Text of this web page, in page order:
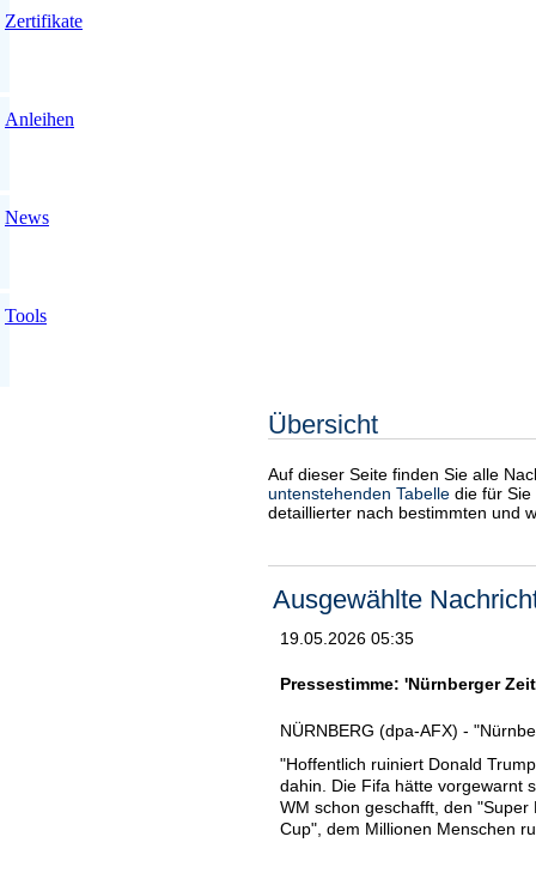
Zertifikate
Anleihen
News
Tools
Übersicht
Auf dieser Seite finden Sie alle
untenstehenden Tabelle die für
detaillierter nach bestimmten und
Ausgewählte
19.05.2026 05:35
Pressestimme: 'Nürnberger
NÜRNBERG (dpa-AFX) -
"Hoffentlich ruiniert Donald
dahin. Die Fifa hätte vorgewarnt
WM schon geschafft, den
Cup", dem Millionen Menschen